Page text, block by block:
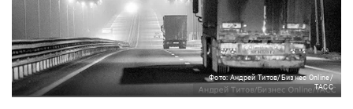
Фото: Андрей Титов/Бизнес Online/
ТАСС